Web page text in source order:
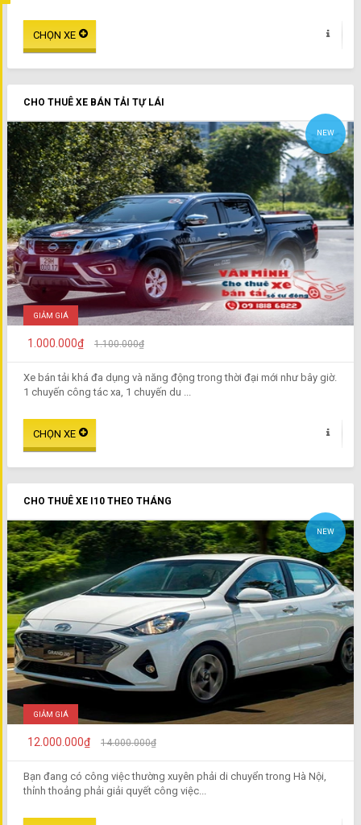
CHO THUÊ XE BÁN TẢI TỰ LÁI
NEW
GIẢM GIÁ
1.000.000₫ 1.100.000₫
Xe bán tải khá đa dụng và năng động trong thời đại mới như bây giờ.
1 chuyến công tác xa, 1 chuyến du ...
CHO THUÊ XE I10 THEO THÁNG
NEW
GIẢM GIÁ
12.000.000₫ 14.000.000₫
Bạn đang có công việc thường xuyên phải di chuyển trong Hà Nội,
thỉnh thoảng phải giải quyết công việc...